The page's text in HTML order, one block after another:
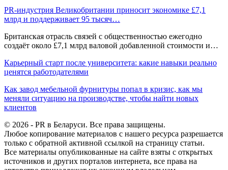
PR-индустрия Великобритании приносит экономике £7,1
млрд и поддерживает 95 тысяч…
Британская отрасль связей с общественностью ежегодно
создаёт около £7,1 млрд валовой добавленной стоимости и…
Карьерный старт после университета: какие навыки реально
ценятся работодателями
Как завод мебельной фурнитуры попал в кризис, как мы
меняли ситуацию на производстве, чтобы найти новых
клиентов
© 2026 - PR в Беларуси. Все права защищены.
Любое копирование материалов с нашего ресурса разрешается
только с обратной активной ссылкой на страницу статьи.
Все материалы опубликованные на сайте взяты с открытых
источников и других порталов интернета, все права на